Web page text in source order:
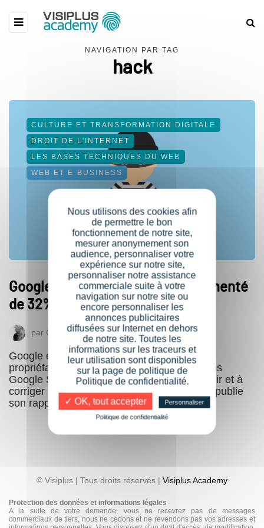
NAVIGATION PAR TAG
hack
CULTURE ET TRANSFORMATION DIGITALE
DROIT DE L'INTERNET
LES BASES TECHNIQUES DU WEB
WEB ET E-BUSINESS
Google : le piratage de site a augmenté
de 32% en 2016
par Coralie Michard 22 mars 2017
Google encourage les webmasters et les
propriétaires de site à vérifier leurs sites dans
Google Search Console pour aider à prévenir et à
corriger les piratages de sites Web. Google publie
son rapport « State of…
© Visiplus | Tous droits réservés | Visiplus Academy
Protection des données et informations légales
A la suite de votre demande, vous ne recevrez pas de messages
commerciaux de tiers, nous ne cédons et ne revendons pas vos adresses et
Nous utilisons des cookies afin
de permettre le bon
fonctionnement de notre site,
mesurer anonymement son
audience, personnaliser votre
expérience sur notre site,
personnaliser notre assistance
commerciale suite à votre
navigation sur notre site ou
encore personnaliser les
annonces publicitaires
diffusées sur Internet en dehors
de notre site. Toutes les
informations sur les traceurs et
leur utilisation sont disponibles
sur la page de politique de
Politique de confidentialité.
✓ OK, tout accepter
Personnaliser
Politique de confidentialité